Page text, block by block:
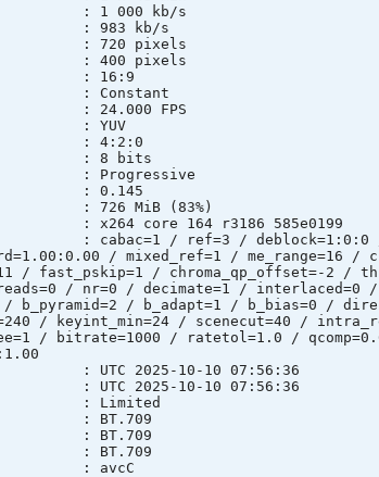
kb/s
: 983 kb/s
pixels
pixels
: 16:9
: Constant
FPS
YUV
: 4:2:0
8 bits
: 0.145
MiB (83%)
164 r3186 585e0199
/ ref=3 / deblock=1:0:0 /
/ mixed_ref=1 / me_range=16 /
/ fast_pskip=1 / chroma_qp_offset=-2 /
/ nr=0 / decimate=1 / interlaced=0 /
/ b_pyramid=2 / b_adapt=1 / b_bias=0 /
/ keyint_min=24 / scenecut=40 /
/ bitrate=1000 / ratetol=1.0 /
2025-10-10 07:56:36
10-10 07:56:36
Limited
BT.709
: BT.709
: BT.709
: avcC